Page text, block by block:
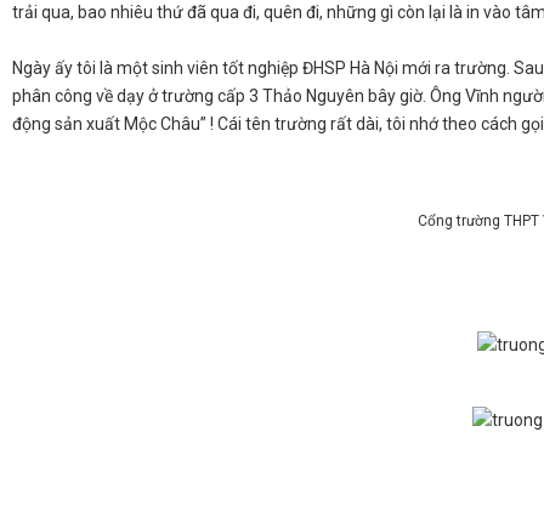
trải qua, bao nhiêu thứ đã qua đi, quên đi, những gì còn lại là in vào
​Ngày ấy tôi là một sinh viên tốt nghiệp ĐHSP Hà Nội mới ra trường.
phân công về dạy ở trường cấp 3 Thảo Nguyên bây giờ. Ông Vĩnh
động sản xuất Mộc Châu” ! Cái tên trường rất dài, tôi nhớ theo cách
Cổng trường